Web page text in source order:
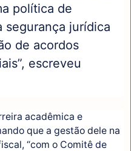
política de
segurança jurídica
de acordos
escreveu
acadêmica e
que a gestão dele na
“com o Comitê de